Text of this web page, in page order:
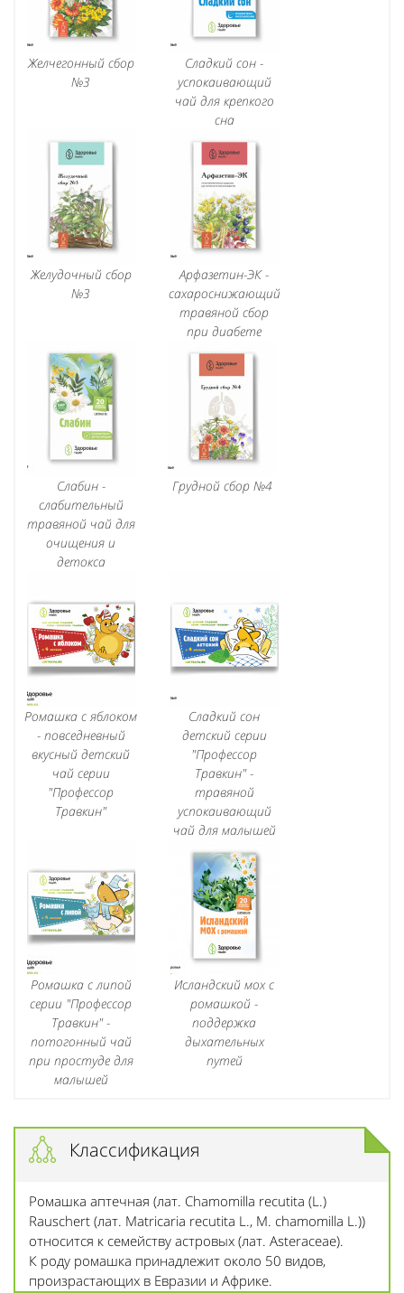
Желчегонный сбор
№3
Сладкий сон -
успокаивающий
чай для крепкого
сна
Желудочный сбор
№3
Арфазетин-ЭК -
сахароснижающий
травяной сбор
при диабете
Слабин -
слабительный
травяной чай для
очищения и
детокса
Грудной сбор №4
Ромашка с яблоком
- повседневный
вкусный детский
чай серии
"Профессор
Травкин"
Сладкий сон
детский серии
"Профессор
Травкин" -
травяной
успокаивающий
чай для малышей
Ромашка с липой
серии "Профессор
Травкин" -
потогонный чай
при простуде для
малышей
Исландский мох с
ромашкой -
поддержка
дыхательных
путей
Классификация
Ромашка аптечная (лат. Chamomilla recutita (L.)
Rauschert (лат. Matricaria recutita L., M. chamomilla L.))
относится к семейству aстровых (лат. Asteraceae).
К роду ромашка принадлежит около 50 видов,
произрастающих в Евразии и Африке.